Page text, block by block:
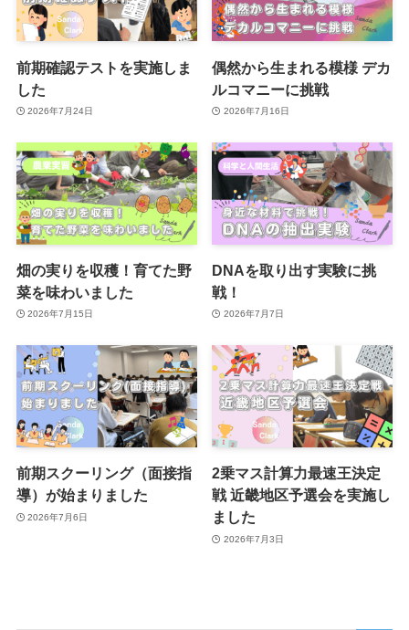
前期確認テストを実施しま
した
2026年7月24日
偶然から生まれる模様 デカ
ルコマニーに挑戦
2026年7月16日
畑の実りを収穫！育てた野
菜を味わいました
2026年7月15日
DNAを取り出す実験に挑
戦！
2026年7月7日
前期スクーリング（面接指
導）が始まりました
2026年7月6日
2乗マス計算力最速王決定
戦 近畿地区予選会を実施し
ました
2026年7月3日